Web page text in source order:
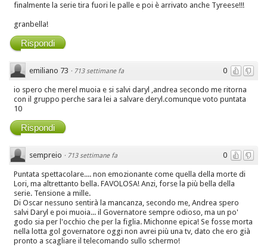
finalmente la serie tira fuori le palle e poi è arrivato anche Tyreese!!!
granbella!
Rispondi
0
emiliano 73 · 713 settimane fa
io spero che merel muoia e si salvi daryl ,andrea secondo me ritorna
con il gruppo perche sara lei a salvare deryl.comunque voto puntata
10
Rispondi
0
sempreio · 713 settimane fa
Puntata spettacolare.... non emozionante come quella della morte di
Lori, ma altrettanto bella. FAVOLOSA! Anzi, forse la più bella della
serie. Tensione a mille.
Di Oscar nessuno sentirà la mancanza, secondo me, Andrea spero
salvi Daryl e poi muoia... il Governatore sempre odioso, ma un po'
godo sia per l'occhio che per la figlia. Michonne epica! Se fosse morta
nella lotta gol governatore oggi non avrei più una tv, dato che ero già
pronto a scagliare il telecomando sullo schermo!